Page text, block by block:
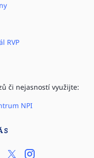
RVP
či nejasností využijte:
NPI